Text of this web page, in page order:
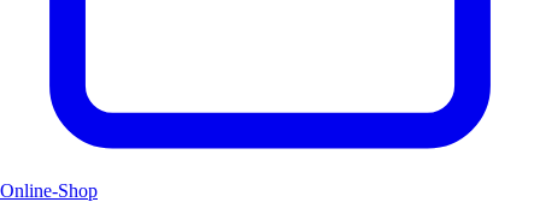
Online-Shop